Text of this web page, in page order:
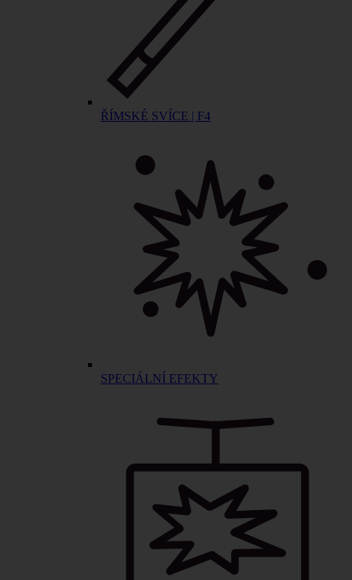
ŘÍMSKÉ SVÍCE | F4
SPECIÁLNÍ EFEKTY